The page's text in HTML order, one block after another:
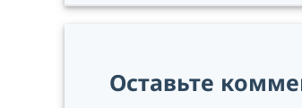
Оставьте